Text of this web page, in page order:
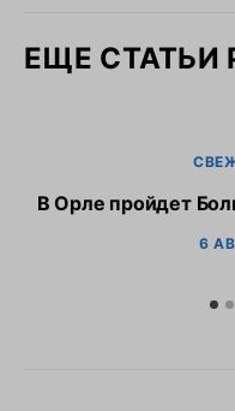
ЕЩЕ СТАТЬИ
В Орле пройдет
6